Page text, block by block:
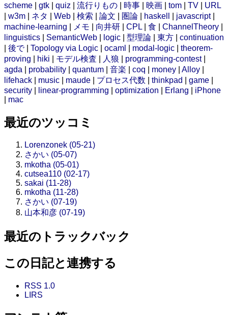
scheme
gtk quiz 流行りもの 時事 映画 tom TV
URL
w3m ネタ Web 検索 論文 圏論 haskell javascript|
machine-learning
メモ 向井研 CPL 食 ChannelTheory
linguistics
SemanticWeb logic 型理論 東方
continuation
後で| Topology via Logic ocaml modal-logic
theorem-
proving
hiki モデル検査 人狼 programming-contest|
agda
probability quantum 音楽 coq money Alloy
lifehack
music maude プロセス代数 thinkpad game
security
linear-programming optimization Erlang
iPhone
mac
最近のツッコミ
Lorenzonek (05-21)
さかい (05-07)
mkotha (05-01)
cutsea110 (02-17)
sakai (11-28)
mkotha (11-28)
さかい (07-19)
山本和彦 (07-19)
最近のトラックバック
この日記と連携する
RSS 1.0
LIRS